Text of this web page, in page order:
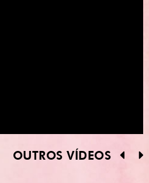
OUTROS VÍDEOS